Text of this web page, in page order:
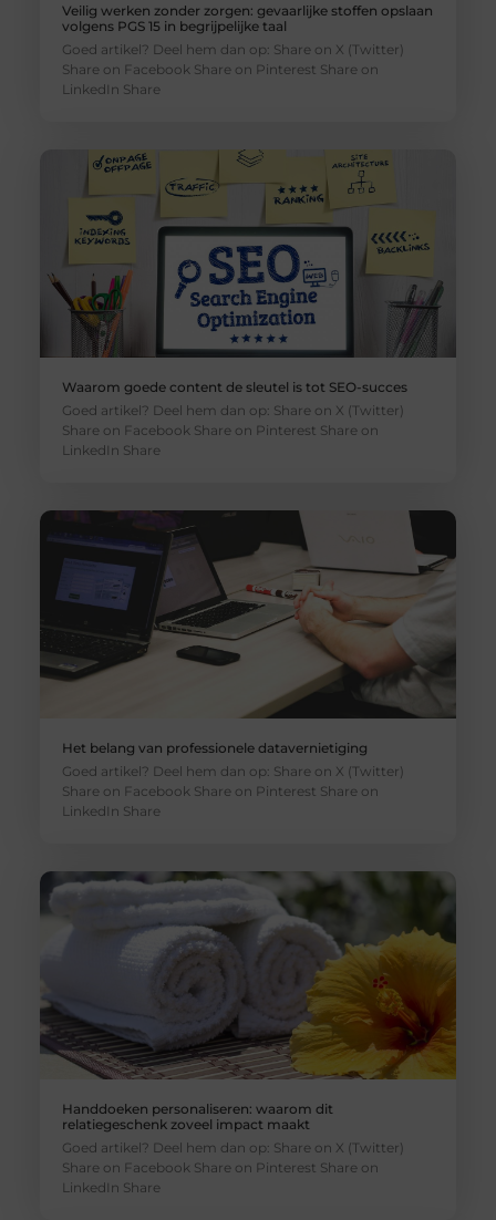
Veilig werken zonder zorgen: gevaarlijke stoffen opslaan
volgens PGS 15 in begrijpelijke taal
Goed artikel? Deel hem dan op: Share on X (Twitter)
Share on Facebook Share on Pinterest Share on
LinkedIn Share
Waarom goede content de sleutel is tot SEO-succes
Goed artikel? Deel hem dan op: Share on X (Twitter)
Share on Facebook Share on Pinterest Share on
LinkedIn Share
Het belang van professionele datavernietiging
Goed artikel? Deel hem dan op: Share on X (Twitter)
Share on Facebook Share on Pinterest Share on
LinkedIn Share
Handdoeken personaliseren: waarom dit
relatiegeschenk zoveel impact maakt
Goed artikel? Deel hem dan op: Share on X (Twitter)
Share on Facebook Share on Pinterest Share on
LinkedIn Share